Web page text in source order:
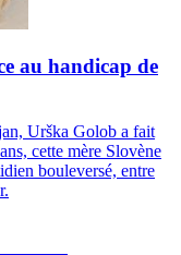
au handicap de
Urška Golob a fait
cette mère Slovène
bouleversé, entre